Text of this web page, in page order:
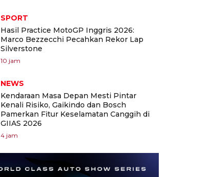
SPORT
Hasil Practice MotoGP Inggris 2026:
Marco Bezzecchi Pecahkan Rekor Lap
Silverstone
10 jam
NEWS
Kendaraan Masa Depan Mesti Pintar
Kenali Risiko, Gaikindo dan Bosch
Pamerkan Fitur Keselamatan Canggih di
GIIAS 2026
4 jam